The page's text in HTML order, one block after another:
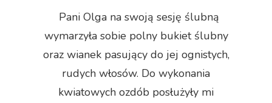
Pani Olga na swoją sesję ślubną
wymarzyła sobie polny bukiet ślubny
oraz wianek pasujący do jej ognistych,
rudych włosów. Do wykonania
kwiatowych ozdób posłużyły mi